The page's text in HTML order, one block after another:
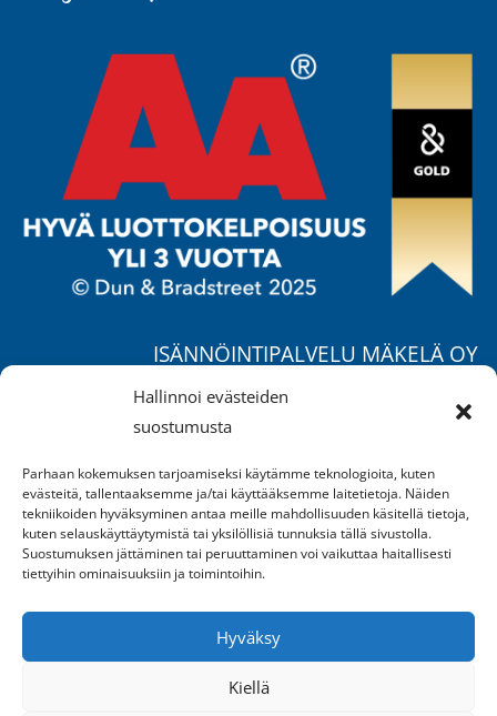
Hallinnoi evästeiden
suostumusta
Parhaan kokemuksen tarjoamiseksi käytämme teknologioita, kuten
evästeitä, tallentaaksemme ja/tai käyttääksemme laitetietoja. Näiden
tekniikoiden hyväksyminen antaa meille mahdollisuuden käsitellä tietoja,
kuten selauskäyttäytymistä tai yksilöllisiä tunnuksia tällä sivustolla.
Suostumuksen jättäminen tai peruuttaminen voi vaikuttaa haitallisesti
tiettyihin ominaisuuksiin ja toimintoihin.
Hyväksy
Kiellä
ISÄNNÖINTIPALVELU MÄKELÄ OY
04400 Järvenpää
Puh.050 370 4777/ Jukka
Puh.040 658 2549/ Suvi
mika.makela@ipm.fi
Ma-pe klo 9-16
sekä sopimuksen mukaan